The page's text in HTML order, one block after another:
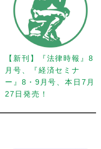
【新刊】『法律時報』8
月号、『経済セミナ
ー』8・9月号、本日7月
27日発売！